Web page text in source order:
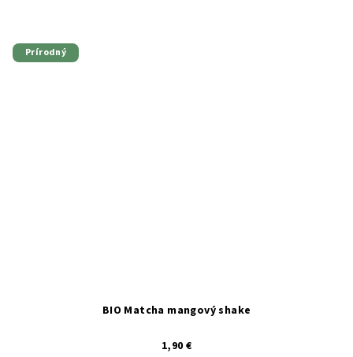
Prírodný
BIO Matcha mangový shake
1,90 €